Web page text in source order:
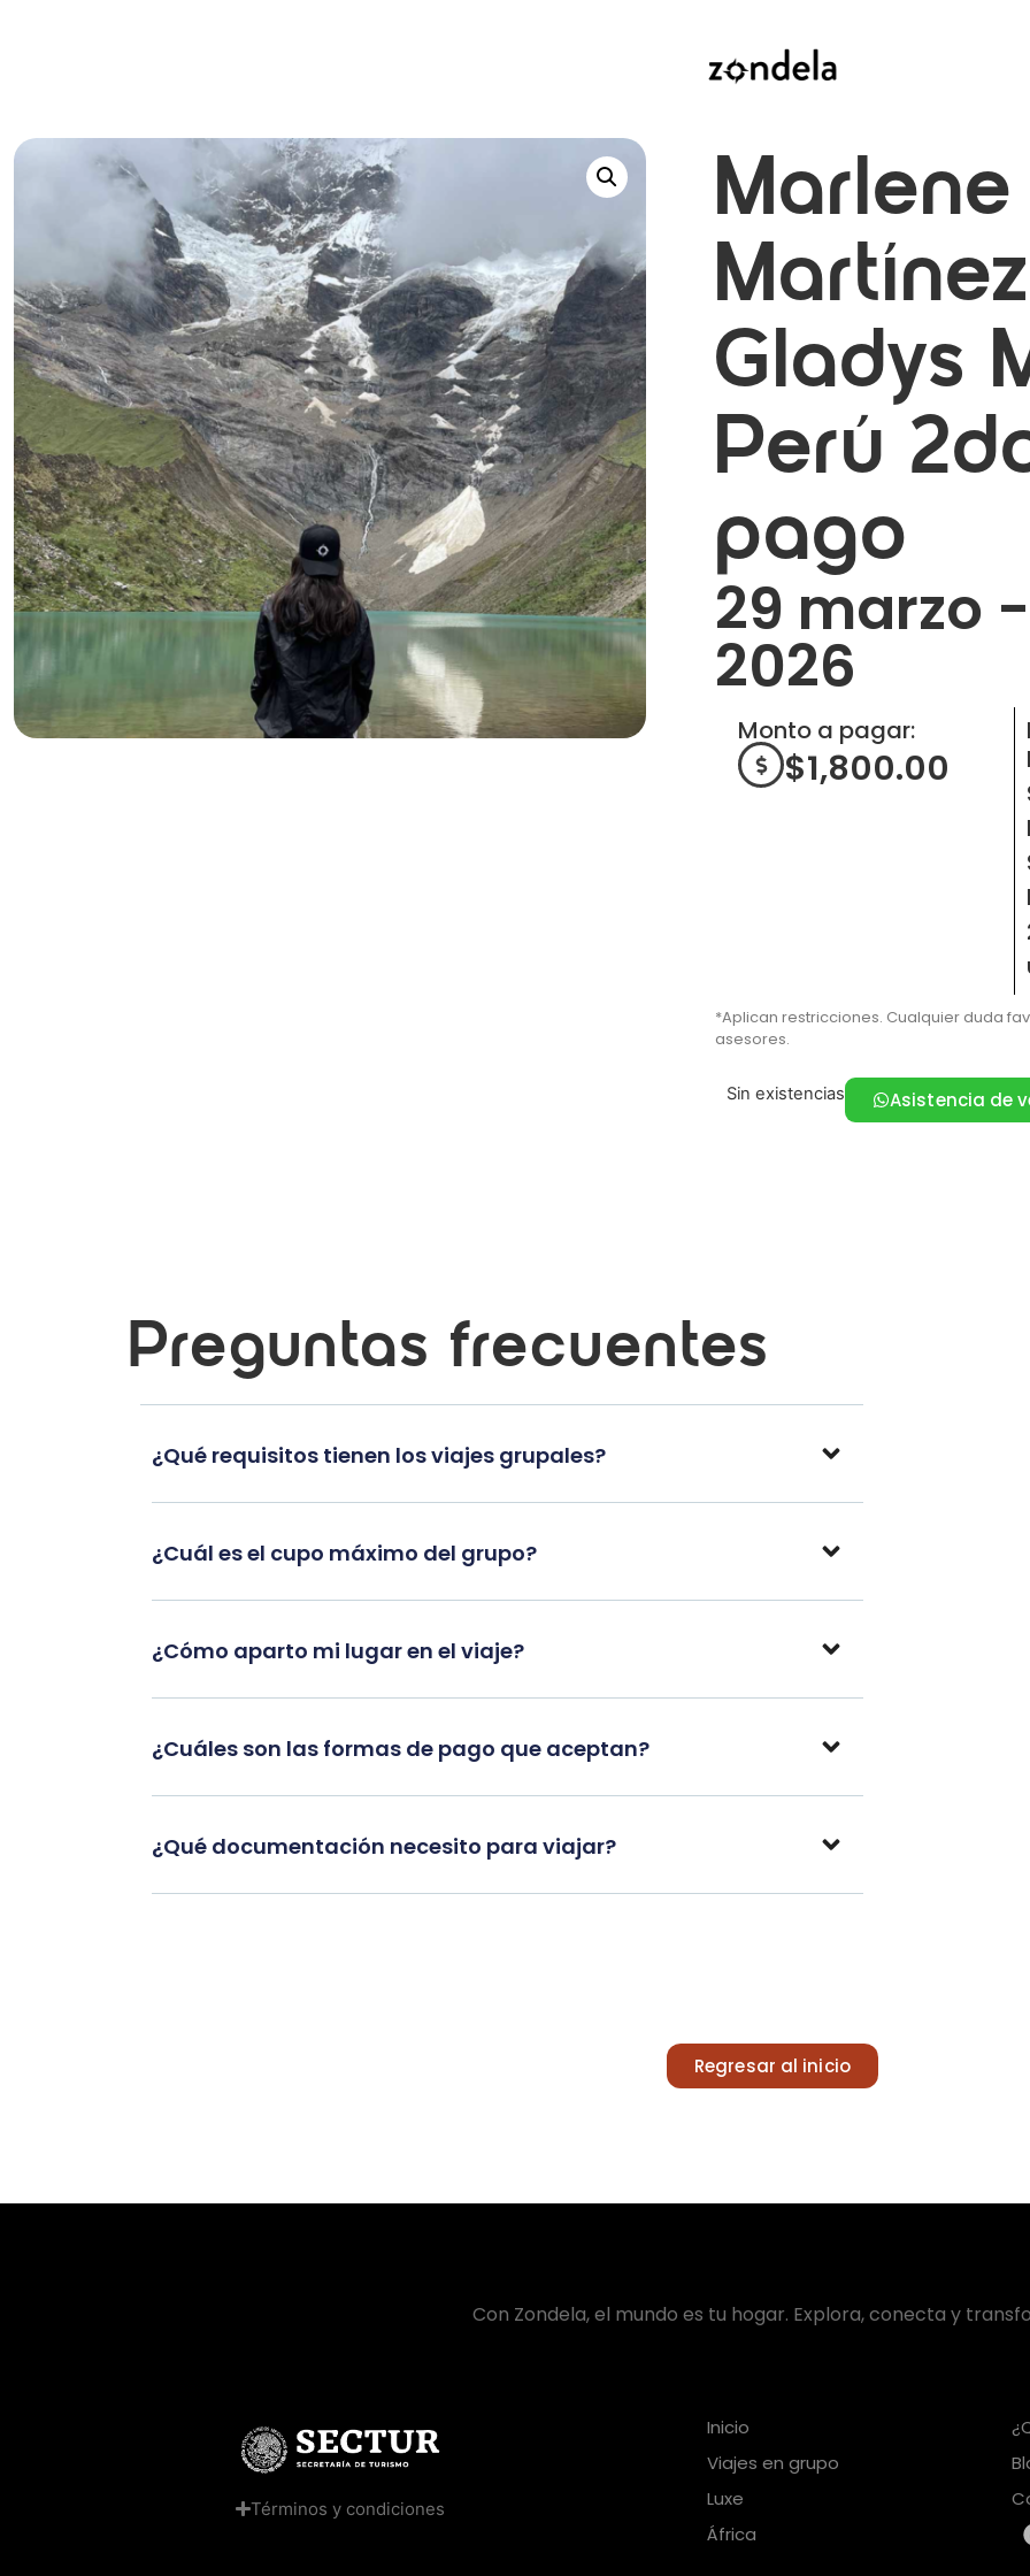
Marlene
Gladys
Perú
pago
29 marzo
2026
Monto a pagar:
$1,800.00
*Aplican restricciones. Cualquier duda
asesores.
Sin existencias Asistencia de
Preguntas frecuentes
¿Qué requisitos tienen los viajes grupales?
¿Cuál es el cupo máximo del grupo?
¿Cómo aparto mi lugar en el viaje?
¿Cuáles son las formas de pago que aceptan?
¿Qué documentación necesito para viajar?
Regresar al inicio
Con Zondela, el mundo es tu hogar. Explora, conecta y
Términos y condiciones
Inicio
Viajes en grupo
Luxe
África